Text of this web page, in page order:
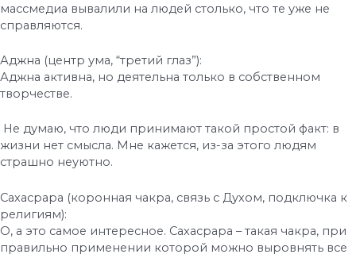
массмедиа вывалили на людей столько, что те уже не
справляются.
Аджна (центр ума, “третий глаз”):
Аджна активна, но деятельна только в собственном
творчестве.
Не думаю, что люди принимают такой простой факт: в
жизни нет смысла. Мне кажется, из-за этого людям
страшно неуютно.
Сахасрара (коронная чакра, связь с Духом, подключка к
религиям):
О, а это самое интересное. Сахасрара – такая чакра, при
правильно применении которой можно выровнять все